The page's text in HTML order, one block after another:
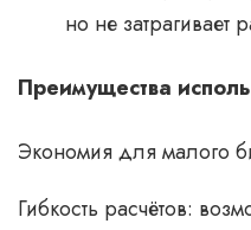
но не затрагивает
Преимущества
Экономия для малого
Гибкость расчётов: